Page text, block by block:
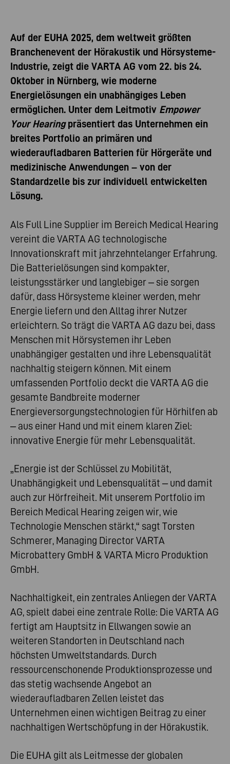
Auf der EUHA 2025, dem weltweit größten
Branchenevent der Hörakustik und Hörsysteme-
Industrie, zeigt die VARTA AG vom 22. bis 24.
Oktober in Nürnberg, wie moderne
Energielösungen ein unabhängiges Leben
ermöglichen. Unter dem Leitmotiv Empower
Your Hearingpräsentiert das Unternehmen ein
breites Portfolio an primären und
wiederaufladbaren Batterien für Hörgeräte und
medizinische Anwendungen – von der
Standardzelle bis zur individuell entwickelten
Lösung.
Als Full Line Supplier im Bereich Medical Hearing
vereint die VARTA AG technologische
Innovationskraft mit jahrzehntelanger Erfahrung.
Die Batterielösungen sind kompakter,
leistungsstärker und langlebiger – sie sorgen
dafür, dass Hörsysteme kleiner werden, mehr
Energie liefern und den Alltag ihrer Nutzer
erleichtern. So trägt die VARTA AG dazu bei, dass
Menschen mit Hörsystemen ihr Leben
unabhängiger gestalten und ihre Lebensqualität
nachhaltig steigern können. Mit einem
umfassenden Portfolio deckt die VARTA AG die
gesamte Bandbreite moderner
Energieversorgungstechnologien für Hörhilfen ab
– aus einer Hand und mit einem klaren Ziel:
innovative Energie für mehr Lebensqualität.
„Energie ist der Schlüssel zu Mobilität,
Unabhängigkeit und Lebensqualität – und damit
auch zur Hörfreiheit. Mit unserem Portfolio im
Bereich Medical Hearing zeigen wir, wie
Technologie Menschen stärkt,“ sagt Torsten
Schmerer, Managing Director VARTA
Microbattery GmbH & VARTA Micro Produktion
GmbH.
Nachhaltigkeit, ein zentrales Anliegen der VARTA
AG, spielt dabei eine zentrale Rolle: Die VARTA AG
fertigt am Hauptsitz in Ellwangen sowie an
weiteren Standorten in Deutschland nach
höchsten Umweltstandards. Durch
ressourcenschonende Produktionsprozesse und
das stetig wachsende Angebot an
wiederaufladbaren Zellen leistet das
Unternehmen einen wichtigen Beitrag zu einer
nachhaltigen Wertschöpfung in der Hörakustik.
Die EUHA gilt als Leitmesse der globalen